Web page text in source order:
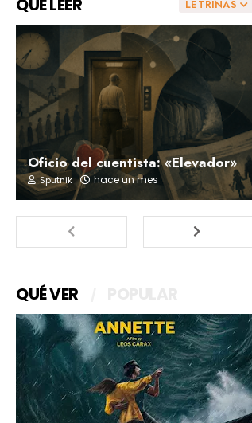
LETRINAS
QUÉ LEER
Oficio del cuentista: «Elevador»
Sputnik hace un mes
QUÉ VER